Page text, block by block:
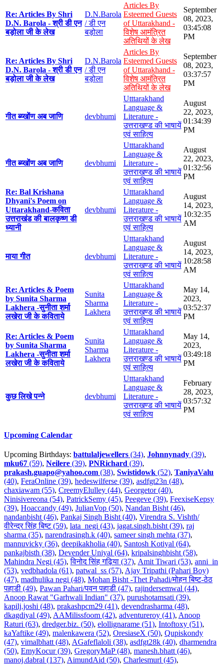
Re: Articles By Shri
D.N. Barola - श्री डी एन
बड़ोला जी के लेख
D.N.Barola
/ डी एन
बड़ोला
Articles By
Esteemed Guests
of Uttarakhand -
विशेष आमंत्रित
अतिथियों के लेख
September
08, 2023,
03:45:08
PM
Re: Articles By Shri
D.N. Barola - श्री डी एन
बड़ोला जी के लेख
D.N.Barola
/ डी एन
बड़ोला
Articles By
Esteemed Guests
of Uttarakhand -
विशेष आमंत्रित
अतिथियों के लेख
September
08, 2023,
03:37:57
PM
गीत ब्य्खोंण अब जाणि devbhumi
Utttarakhand
Language &
Literature -
उत्तराखण्ड की भाषायें
एवं साहित्य
August
22, 2023,
01:34:39
PM
गीत ब्य्खोंण अब जाणि devbhumi
Utttarakhand
Language &
Literature -
उत्तराखण्ड की भाषायें
एवं साहित्य
August
22, 2023,
01:32:56
PM
Re: Bal Krishana
Dhyani's Poem on
Uttarakhand-कविता
उत्तराखंड की बालकृष्ण डी
ध्यानी
devbhumi
Utttarakhand
Language &
Literature -
उत्तराखण्ड की भाषायें
एवं साहित्य
August
14, 2023,
10:32:35
AM
माया गीत devbhumi
Utttarakhand
Language &
Literature -
उत्तराखण्ड की भाषायें
एवं साहित्य
August
14, 2023,
10:28:58
AM
Re: Articles & Poem
by Sunita Sharma
Lakhera -सुनीता शर्मा
लखेरा जी के कविताये
Sunita
Sharma
Lakhera
Utttarakhand
Language &
Literature -
उत्तराखण्ड की भाषायें
एवं साहित्य
May 14,
2023,
03:52:37
PM
Re: Articles & Poem
by Sunita Sharma
Lakhera -सुनीता शर्मा
लखेरा जी के कविताये
Sunita
Sharma
Lakhera
Utttarakhand
Language &
Literature -
उत्तराखण्ड की भाषायें
एवं साहित्य
May 14,
2023,
03:49:18
PM
कुछ लिखे पन्ने devbhumi
Utttarakhand
Language &
Literature -
उत्तराखण्ड की भाषायें
एवं साहित्य
February
28, 2023,
03:57:32
PM
Upcoming Calendar
Upcoming Birthdays: battulaljewellers (34), Johnnynady (39),
mku67 (59), Neilere (39), PNRichard (39),
prakash.guapo@yahoo.com (38), Swistidowk (52), TaniyaValu
(40), FeraOnline (39), hedeswilferse (39), asdfgt23n (48),
chaxiawam (55), CreemyElulley (44), Georgetor (40),
Ninisivereona (54), PatrickSemy (45), Peegeve (39), FeexiseKepsy
(39), Hoaccandy (49), JulianVop (50), Nandan Bisht (46),
nandanbisht (46), Pankaj Singh Bisht (40), Virendra S. Vishth/
वीरेन्द्र सिंह बिष्ट (59), lata_negi (43), jagat.singh.bisht (39), raj
sharma (35), narendrasingh.k (40), sameer singh mehta (37),
mannuvicky (36), deepikakholia (40), Santosh Kotiyal (64),
pankajbisth (38), Devender Uniyal (64), kripalsinghbisht (58),
Mahindra Negi (45),विनोद सिंह गढ़िया (37), Amit Tiwari (53), anni_in
(53), vedbhadola (61), patwal_ss (57), Ajay Tripathi (Pahari Boy)
(47), madhulika negi (48), Mohan Bisht -Thet Pahadi/मोहन बिष्ट-ठेठ
पहाडी (49), Pawan Pahari/पवन पहाडी (47), rajindersemwal (44),
Anoop Rawat "Garhwali Indian" (37), purushotamsati (39),
kapilj.joshi (48), prakashpcm29 (41), devendrasharma (48),
dkagdiyal (49), AAMilissfoom (42), adventureroy (41), Anoop
Raturi (63), dredger.biz. (50), elollignarame (51), Intoftoxy (51),
kaYaftike (49), malenkawera (52), OresiaseX (50), Qupiskondy
(47), vimalbhatt (48), AGafeflaloli (38), asdfgt28k (40), dharmendra
(50), EmyKocur (39), GregoryMaP (48), manesh.bhatt (46),
manoj.dabral (137), AimundAid (50), Charlesmurl (45),